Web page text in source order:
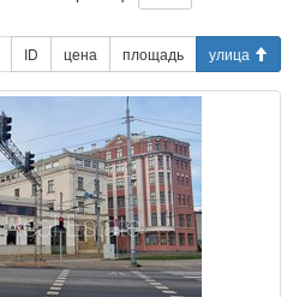
ID цена площадь улица